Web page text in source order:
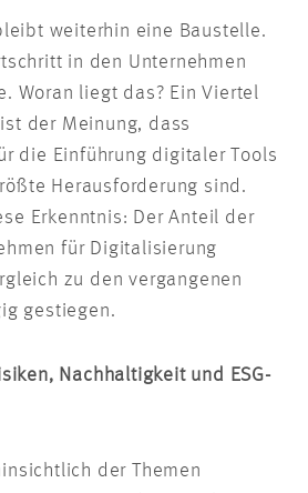
weiterhin eine Baustelle.
in den Unternehmen
Woran liegt das? Ein Viertel
der Meinung, dass
die Einführung digitaler Tools
Herausforderung sind.
Erkenntnis: Der Anteil der
für Digitalisierung
zu den vergangenen
gestiegen.
Nachhaltigkeit und ESG-
der Themen